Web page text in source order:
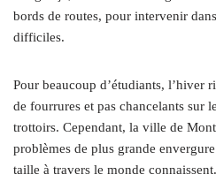
bords de routes, pour intervenir
difficiles.
Pour beaucoup d’étudiants, l’hiver
de fourrures et pas chancelants sur
trottoirs. Cependant, la ville de
problèmes de plus grande
taille à travers le monde